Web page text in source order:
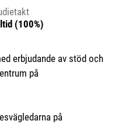
(100%)
erbjudande av stöd och
på
på